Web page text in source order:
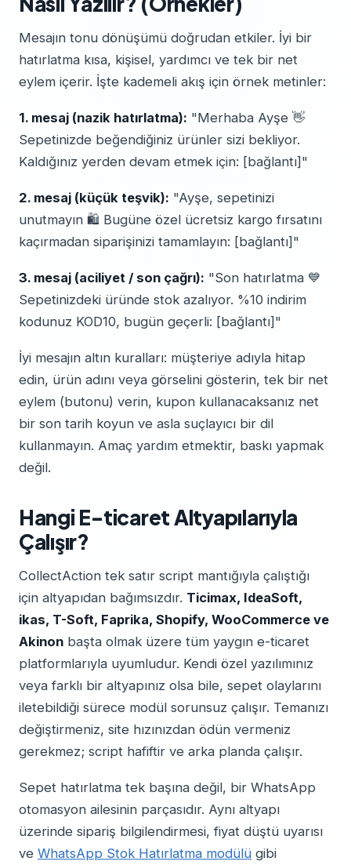
Mesajın tonu dönüşümü doğrudan etkiler. İyi bir
hatırlatma kısa, kişisel, yardımcı ve tek bir net
eylem içerir. İşte kademeli akış için örnek metinler:
1. mesaj (nazik hatırlatma): "Merhaba Ayşe 👋
Sepetinizde beğendiğiniz ürünler sizi bekliyor.
Kaldığınız yerden devam etmek için: [bağlantı]"
2. mesaj (küçük teşvik): "Ayşe, sepetinizi
unutmayın 🛍️ Bugüne özel ücretsiz kargo fırsatını
kaçırmadan siparişinizi tamamlayın: [bağlantı]"
3. mesaj (aciliyet / son çağrı): "Son hatırlatma 💙
Sepetinizdeki üründe stok azalıyor. %10 indirim
kodunuz KOD10, bugün geçerli: [bağlantı]"
İyi mesajın altın kuralları: müşteriye adıyla hitap
edin, ürün adını veya görselini gösterin, tek bir net
eylem (butonu) verin, kupon kullanacaksanız net
bir son tarih koyun ve asla suçlayıcı bir dil
kullanmayın. Amaç yardım etmektir, baskı yapmak
değil.
Hangi E-ticaret Altyapılarıyla
Çalışır?
CollectAction tek satır script mantığıyla çalıştığı
için altyapıdan bağımsızdır. Ticimax, IdeaSoft,
ikas, T-Soft, Faprika, Shopify, WooCommerce ve
Akinon başta olmak üzere tüm yaygın e-ticaret
platformlarıyla uyumludur. Kendi özel yazılımınız
veya farklı bir altyapınız olsa bile, sepet olaylarını
iletebildiği sürece modül sorunsuz çalışır. Temanızı
değiştirmeniz, site hızınızdan ödün vermeniz
gerekmez; script hafiftir ve arka planda çalışır.
Sepet hatırlatma tek başına değil, bir WhatsApp
otomasyon ailesinin parçasıdır. Aynı altyapı
üzerinde sipariş bilgilendirmesi, fiyat düştü uyarısı
ve WhatsApp Stok Hatırlatma modülü gibi